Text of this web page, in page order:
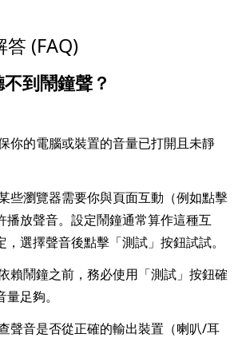
(FAQ)
到鬧鐘聲？
你的電腦或裝置的音量已打開且未靜
些瀏覽器需要你與頁面互動（例如點擊
播放聲音。設定鬧鐘通常算作這種互
選擇聲音後點擊「測試」按鈕試試。
賴鬧鐘之前，務必使用「測試」按鈕確
足夠。
聲音是否從正確的輸出裝置（喇叭/耳